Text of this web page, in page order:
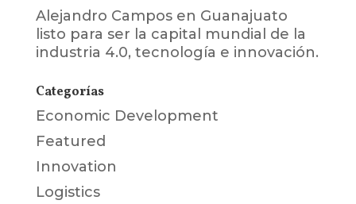
Alejandro Camposen Guanajuato
listo para ser la capital mundial de la
industria 4.0, tecnología e innovación.
Categorías
Economic Development
Featured
Innovation
Logistics